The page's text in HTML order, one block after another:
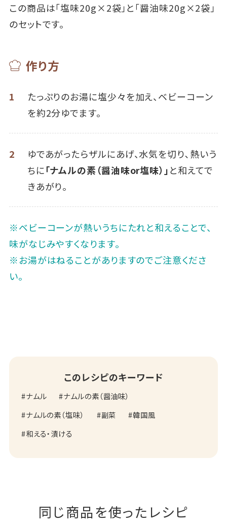
この商品は「塩味20g×2袋」と「醤油味20g×2袋」
のセットです。
作り方
1
たっぷりのお湯に塩少々を加え、ベビーコーン
を約2分ゆでます。
2
ゆであがったらザルにあげ、水気を切り､熱いう
ちに「ナムルの素（醤油味or塩味）」と和えてで
きあがり。
※ベビーコーンが熱いうちにたれと和えることで、
味がなじみやすくなります。
※お湯がはねることがありますのでご注意くださ
い。
このレシピのキーワード
ナムル
ナムルの素（醤油味）
ナムルの素（塩味）
副菜
韓国風
和える・漬ける
同じ商品を使ったレシピ